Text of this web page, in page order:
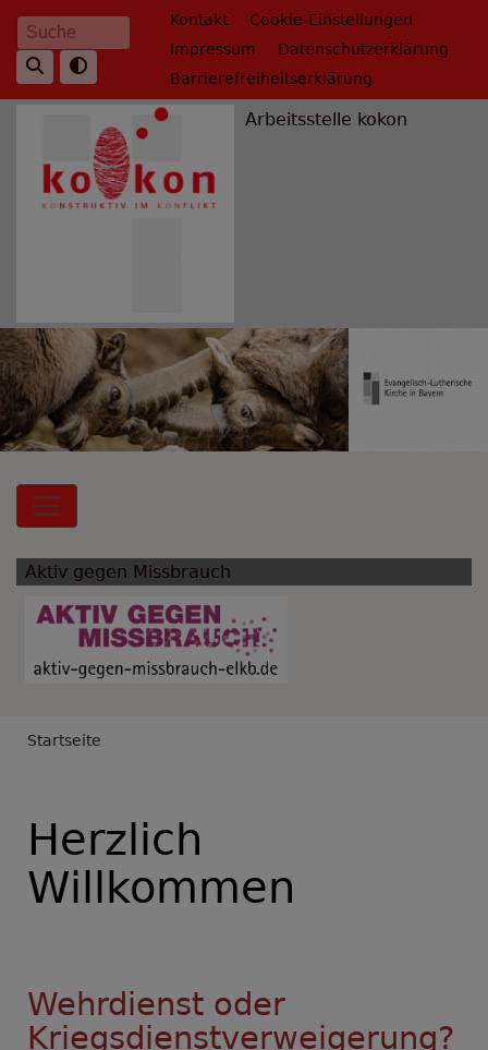
Direkt
zum
Inhalt
Suche Fußbereichsmenü
Kontakt
Cookie-Einstellungen
Impressum
Datenschutzerklärung
Barrierefreiheitserklärung
Arbeitsstelle kokon
Hauptnavigation
Aktiv gegen Missbrauch
Breadcrumb
Startseite
Herzlich
Willkommen
Wehrdienst oder
Kriegsdienstverweigerung?